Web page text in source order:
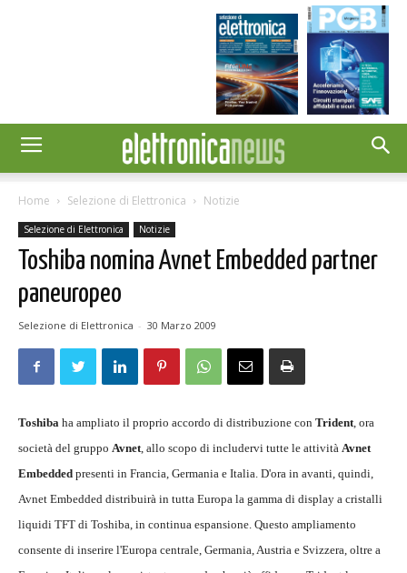
Home Selezione di Elettronica Notizie
Selezione di Elettronica Notizie
Toshiba nomina Avnet Embedded partner
paneuropeo
Selezione di Elettronica - 30 Marzo 2009
Toshiba ha ampliato il proprio accordo di distribuzione con Trident, ora
società del gruppo Avnet, allo scopo di includervi tutte le attività Avnet
Embedded presenti in Francia, Germania e Italia. D'ora in avanti, quindi,
Avnet Embedded distribuirà in tutta Europa la gamma di display a cristalli
liquidi TFT di Toshiba, in continua espansione. Questo ampliamento
consente di inserire l'Europa centrale, Germania, Austria e Svizzera, oltre a